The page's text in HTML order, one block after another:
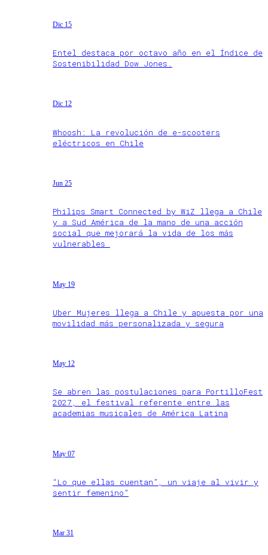
Dic 15
Entel destaca por octavo año en el Índice de
Sostenibilidad Dow Jones.
Dic 12
Whoosh: La revolución de e-scooters
eléctricos en Chile
Jun 25
Philips Smart Connected by WiZ llega a Chile
y a Sud América de la mano de una acción
social que mejorará la vida de los más
vulnerables
May 19
Uber Mujeres llega a Chile y apuesta por una
movilidad más personalizada y segura
May 12
Se abren las postulaciones para PortilloFest
2027, el festival referente entre las
academias musicales de América Latina
May 07
“Lo que ellas cuentan”, un viaje al vivir y
sentir femenino”
Mar 31